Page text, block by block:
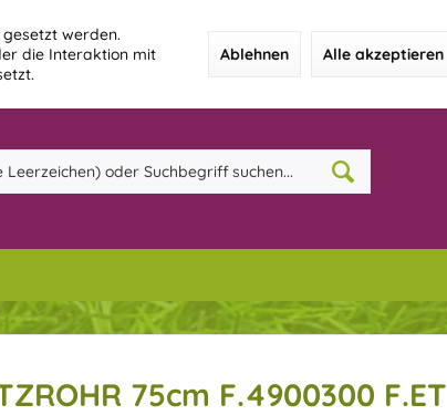
werden.
die Interaktion mit
Ablehnen Alle akzeptieren
75cm F.4900300 F.ET